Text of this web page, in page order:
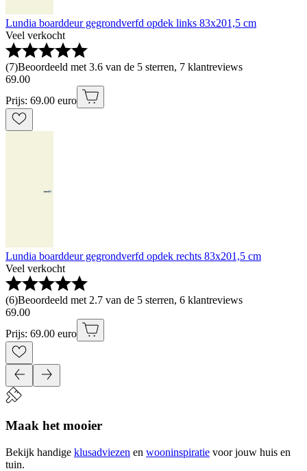
Lundia boarddeur gegrondverfd opdek links 83x201,5 cm
Veel verkocht
(7)Beoordeeld met 3.6 van de 5 sterren, 7 klantreviews
69.00
Prijs: 69.00 euro
Lundia boarddeur gegrondverfd opdek rechts 83x201,5 cm
Veel verkocht
(6)Beoordeeld met 2.7 van de 5 sterren, 6 klantreviews
69.00
Prijs: 69.00 euro
Maak het mooier
Bekijk handige klusadviezen en wooninspiratie voor jouw huis en
tuin.